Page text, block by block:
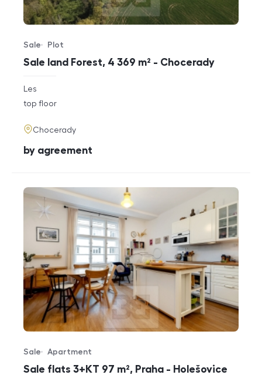
Sale land Forest, 4 369 m² - Chocerady
Offer type
Sale
Property type
Plot
rozměry
Les
funkce
top floor
adresa
Chocerady
cena
by agreement
Sale flats 3+KT 97 m², Praha - Holešovice
Offer type
Sale
Property type
Apartment